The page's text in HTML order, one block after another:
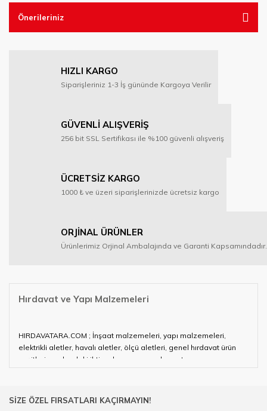
Önerileriniz
HIZLI KARGO
Siparişleriniz 1-3 İş gününde Kargoya Verilir
GÜVENLİ ALIŞVERİŞ
256 bit SSL Sertifikası ile %100 güvenli alışveriş
ÜCRETSİZ KARGO
1000 ₺ ve üzeri siparişlerinizde ücretsiz kargo
ORJİNAL ÜRÜNLER
Ürünlerimiz Orjinal Ambalajında ve Garanti Kapsamındadır.
Hırdavat ve Yapı Malzemeleri
HIRDAVATARA.COM ; İnşaat malzemeleri, yapı malzemeleri,
elektrikli aletler, havalı aletler, ölçü aletleri, genel hırdavat ürün
çeşitleri ve alandaki ihtiyaçlarınızın neredeyse tamamını
çalışan HIRDAVATARA.COM geniş ürün yelpazesi ile siz değerli
SİZE ÖZEL FIRSATLARI KAÇIRMAYIN!